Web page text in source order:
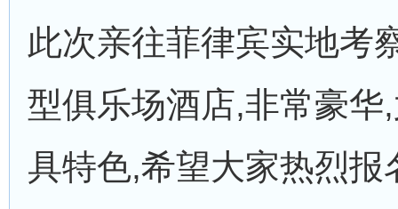
此次亲往菲律宾实地考
型俱乐场酒店,非常豪华
具特色,希望大家热烈报